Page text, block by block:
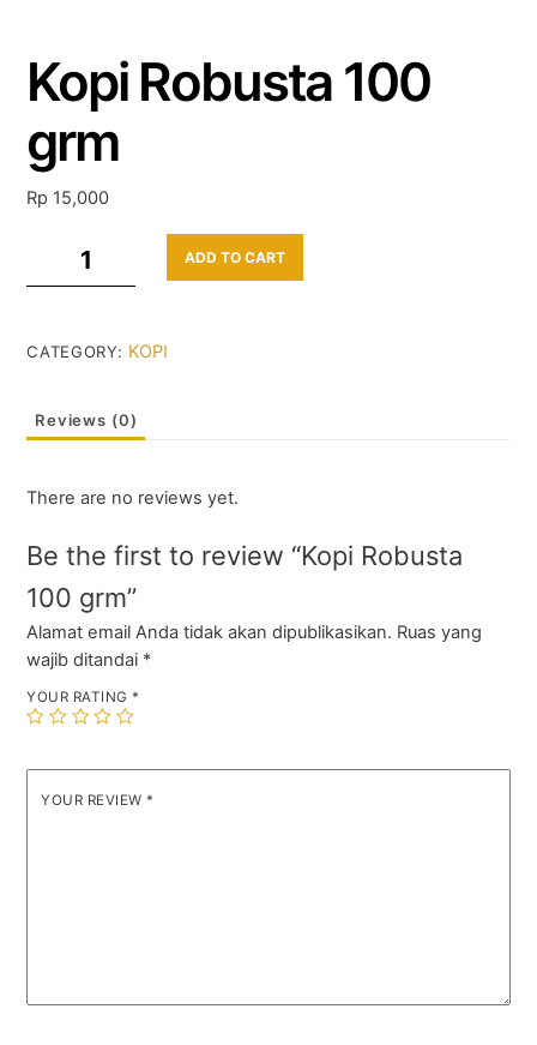
Kopi Robusta 100
grm
Rp 15,000
Robusta
quantity
ADD TO CART
CATEGORY: KOPI
Reviews (0)
There are no reviews yet.
Be the first to review “Kopi Robusta
100 grm”
Alamat email Anda tidak akan dipublikasikan. Ruas yang
wajib ditandai *
YOUR RATING *
YOUR REVIEW *